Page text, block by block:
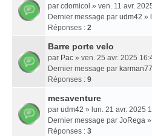
par cdomicol » ven. 11 avr.
Dernier message par udm42 »
Réponses : 2
Barre porte velo
par Pac » ven. 25 avr. 2025
Dernier message par karman77
Réponses : 9
mesaventure
par udm42 » lun. 21 avr. 2025
Dernier message par JoRega »
Réponses : 3